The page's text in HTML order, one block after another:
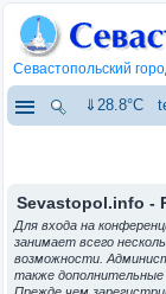
Севастопольский
⇓28.8°C
Sevastopol.info -
Для входа на
занимает всего
возможности.
также дополнительные